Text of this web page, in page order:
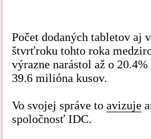
Počet dodaných tabletov aj
štvrťroku tohto roka
výrazne narástol až o
39.6 milióna kusov.
Vo svojej správe to avizuje
spoločnosť IDC.